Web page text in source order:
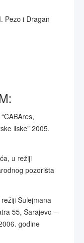
Pezo i Dragan
liske” 2005.
u režiji
pozorišta
Sulejmana
55, Sarajevo –
godine